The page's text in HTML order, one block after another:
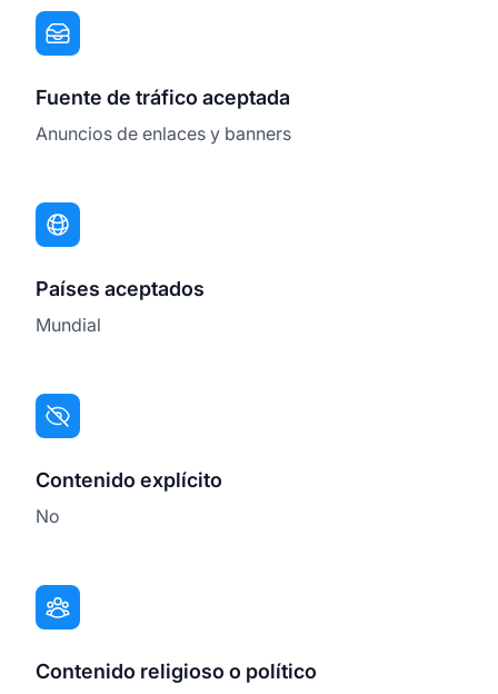
Fuente de tráfico aceptada
Anuncios de enlaces y banners
Países aceptados
Mundial
Contenido explícito
No
Contenido religioso o político